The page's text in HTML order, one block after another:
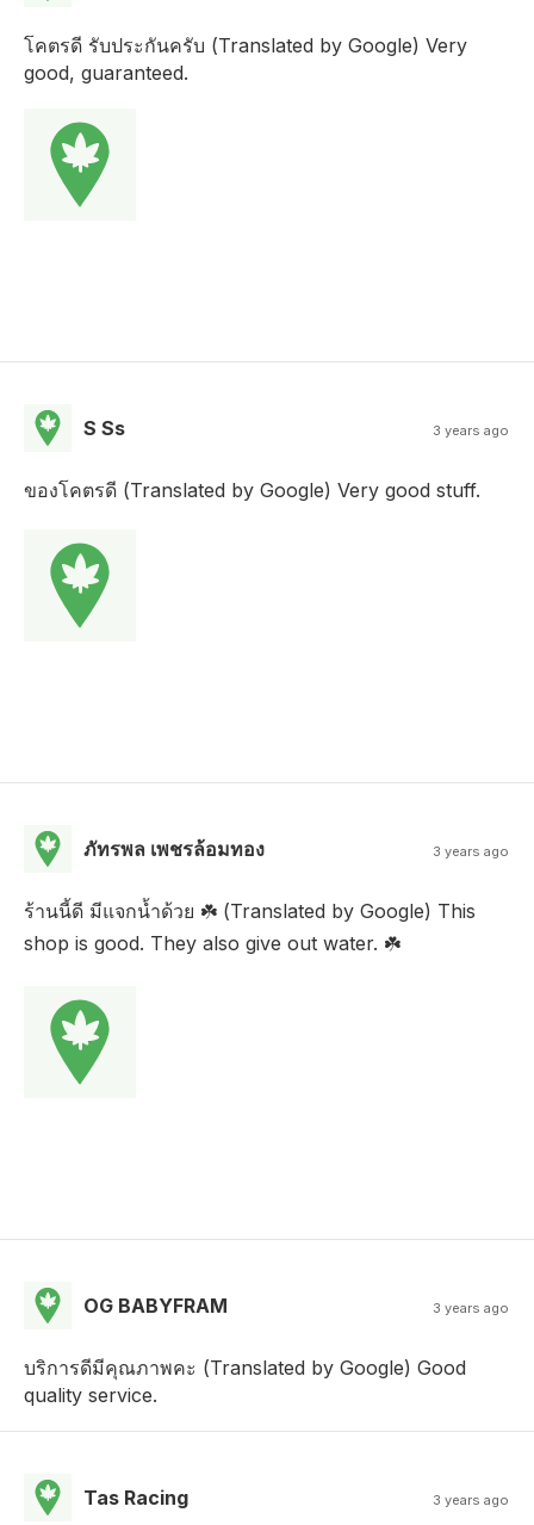
โคตรดี รับประกันครับ (Translated by Google) Very
good, guaranteed.
S Ss 3 years ago
ของโคตรดี (Translated by Google) Very good stuff.
ภัทรพล เพชรล้อมทอง 3 years ago
ร้านนี้ดี มีแจกน้ำด้วย ☘️ (Translated by Google) This
shop is good. They also give out water. ☘️
OG BABYFRAM 3 years ago
บริการดีมีคุณภาพคะ (Translated by Google) Good
quality service.
Tas Racing 3 years ago